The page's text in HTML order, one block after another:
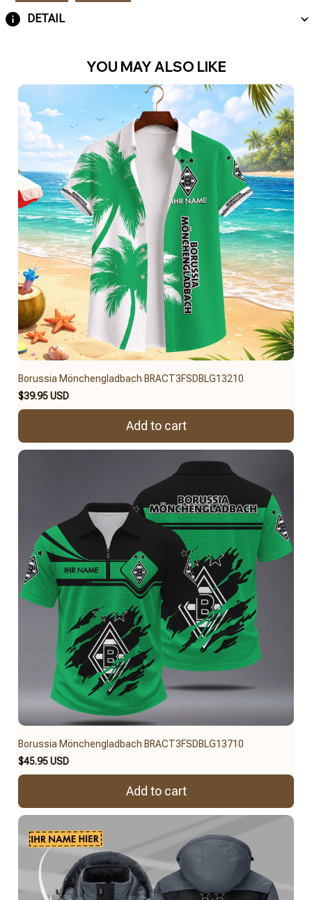
DETAIL
YOU MAY ALSO LIKE
Borussia Mönchengladbach BRACT3FSDBLG13210
$39.95 USD
Add to cart
Borussia Mönchengladbach BRACT3FSDBLG13710
$45.95 USD
Add to cart